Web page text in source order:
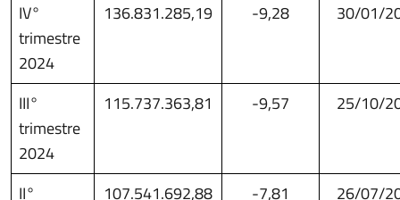
IV°
trimestre
2024
136.831.285,19 -9,28 30/01/
III°
trimestre
2024
115.737.363,81 -9,57 25/10/
II° 107.541.692,88 -7,81 26/07/